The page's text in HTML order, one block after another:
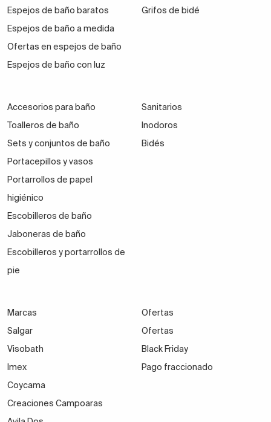
Espejos de baño baratos
Espejos de baño a medida
Ofertas en espejos de baño
Espejos de baño con luz
Grifos de bidé
Accesorios para baño
Toalleros de baño
Sets y conjuntos de baño
Portacepillos y vasos
Portarrollos de papel
higiénico
Escobilleros de baño
Jaboneras de baño
Escobilleros y portarrollos de
pie
Sanitarios
Inodoros
Bidés
Marcas
Salgar
Visobath
Imex
Coycama
Creaciones Campoaras
Ofertas
Ofertas
Black Friday
Pago fraccionado